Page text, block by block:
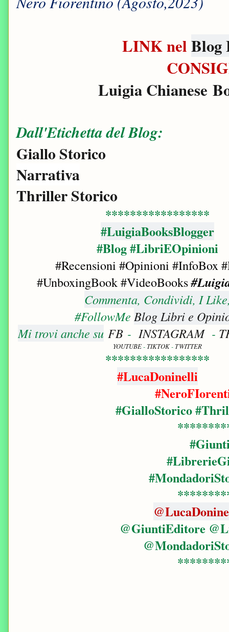
LINK nel Blog
Luigia Chianese
Dall'Etichetta del Blog:
Giallo Storico
Narrativa
Thriller Storico
*****************
#LuigiaBooksBlogger
#Blog #LibriEOpinioni
#Recensioni #Opinioni #InfoBox
#UnboxingBook#VideoBooks
Commenta, Condividi, I
#FollowMe Blog Libri e
Mi trovi anche su FB- INSTAGRAM -
YOUTUBE- TIKTOK- TWITTER
*****************
#LucaDoninelli
#GialloStorico
@GiuntiEditore